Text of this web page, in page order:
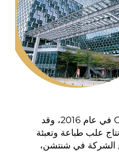
تأسست شركة Cygedin في عام 2016، وقد
كرّست نفسها لسنوات لإنتاج علب طباعة وتعبئة
وتغليف عالية الجودة. تقع الشركة في شنتشن،